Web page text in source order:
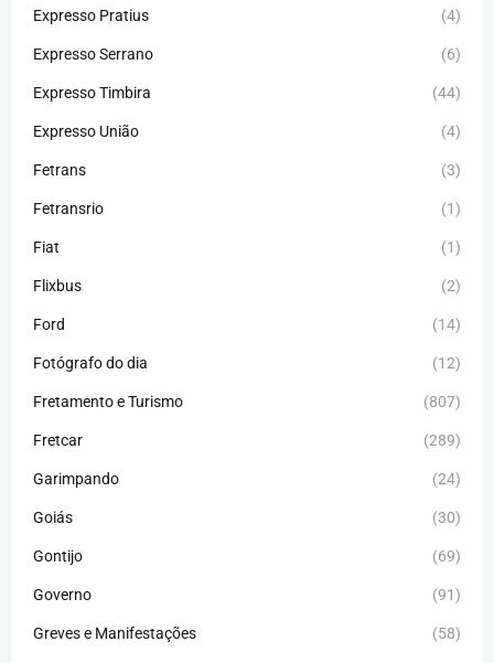
Expresso Pratius (4)
Expresso Serrano (6)
Expresso Timbira (44)
Expresso União (4)
Fetrans (3)
Fetransrio (1)
Fiat (1)
Flixbus (2)
Ford (14)
Fotógrafo do dia (12)
Fretamento e Turismo (807)
Fretcar (289)
Garimpando (24)
Goiás (30)
Gontijo (69)
Governo (91)
Greves e Manifestações (58)